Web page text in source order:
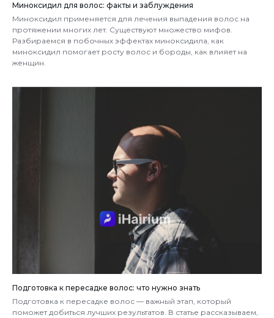
Миноксидил для волос: факты и заблуждения
Миноксидил применяется для лечения выпадения волос на
протяжении многих лет. Существуют множество мифов.
Разбираемся в побочных эффектах миноксидила, как
миноксидил помогает росту волос и бороды, как влияет на
женщин.
Подготовка к пересадке волос: что нужно знать
Подготовка к пересадке волос — важный этап, который
поможет добиться лучших результатов. В статье рассказываем,